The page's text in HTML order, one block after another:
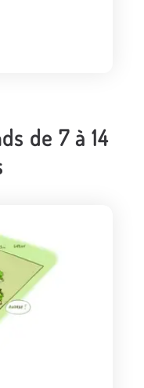
de 7 à 14